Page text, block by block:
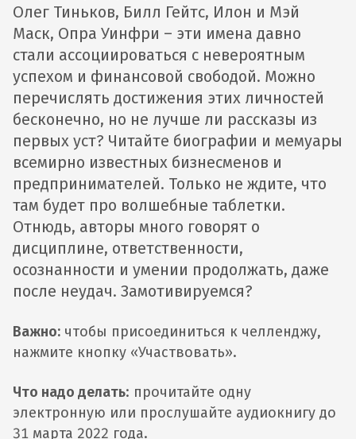
Олег Тиньков, Билл Гейтс, Илон и Мэй
Маск, Опра Уинфри – эти имена давно
стали ассоциироваться с невероятным
успехом и финансовой свободой. Можно
перечислять достижения этих личностей
бесконечно, но не лучше ли рассказы из
первых уст? Читайте биографии и мемуары
всемирно известных бизнесменов и
предпринимателей. Только не ждите, что
там будет про волшебные таблетки.
Отнюдь, авторы много говорят о
дисциплине, ответственности,
осознанности и умении продолжать, даже
после неудач. Замотивируемся?
Важно: чтобы присоединиться к челленджу,
нажмите кнопку «Участвовать».
Что надо делать: прочитайте одну
электронную или прослушайте аудиокнигу до
31 марта 2022 года.